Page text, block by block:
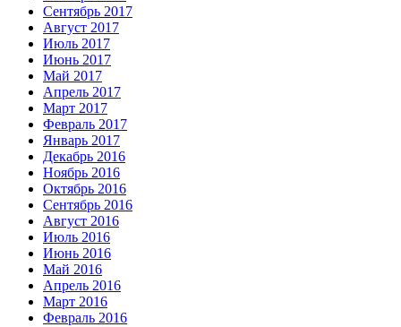
Сентябрь 2017
Август 2017
Июль 2017
Июнь 2017
Май 2017
Апрель 2017
Март 2017
Февраль 2017
Январь 2017
Декабрь 2016
Ноябрь 2016
Октябрь 2016
Сентябрь 2016
Август 2016
Июль 2016
Июнь 2016
Май 2016
Апрель 2016
Март 2016
Февраль 2016